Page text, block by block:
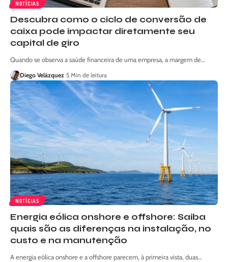
NOTÍCIAS
Descubra como o ciclo de conversão de
caixa pode impactar diretamente seu
capital de giro
Quando se observa a saúde financeira de uma empresa, a margem de…
Diego Velázquez 5 Min de leitura
NOTÍCIAS
Energia eólica onshore e offshore: Saiba
quais são as diferenças na instalação, no
custo e na manutenção
A energia eólica onshore e a offshore parecem, à primeira vista, duas…